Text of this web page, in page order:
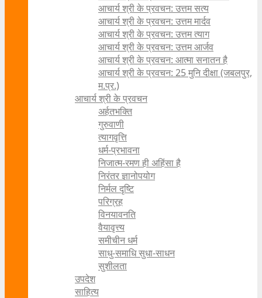
आचार्य श्री के प्रवचन: उत्तम सत्य
आचार्य श्री के प्रवचन: उत्तम मार्दव
आचार्य श्री के प्रवचन: उत्तम त्याग
आचार्य श्री के प्रवचन: उत्तम आर्जव
आचार्य श्री के प्रवचन: आत्मा सनातन है
आचार्य श्री के प्रवचन: 25 मुनि दीक्षा (जबलपुर,
म.प्र.)
आचार्य श्री के प्रवचन
अर्हतभक्ति
गुरुवाणी
त्यागवृत्ति
धर्म-प्रभावना
निजात्म-रमण ही अहिंसा है
निरंतर ज्ञानोपयोग
निर्मल दृष्टि
परिग्रह
विनयावनति
वैयावृत्त्य
समीचीन धर्म
साधु-समाधि सुधा-साधन
सुशीलता
उपदेश
साहित्य